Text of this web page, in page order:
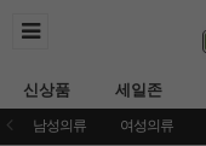
신상품 세일존
남성의류 여성의류